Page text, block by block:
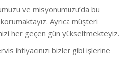
ve misyonumuzu’da bu
Ayrıca müşteri
her geçen gün yükseltmekteyiz.
ihtiyacınızı bizler gibi işlerine